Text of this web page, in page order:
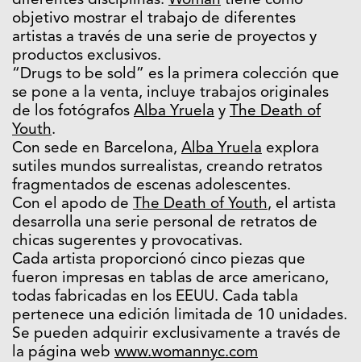
objetivo mostrar el trabajo de diferentes
artistas a través de una serie de proyectos y
productos exclusivos.
“Drugs to be sold” es la primera colección que
se pone a la venta, incluye trabajos originales
de los fotógrafos Alba Yruela y The Death of
Youth.
Con sede en Barcelona, Alba Yruela explora
sutiles mundos surrealistas, creando retratos
fragmentados de escenas adolescentes.
Con el apodo de The Death of Youth, el artista
desarrolla una serie personal de retratos de
chicas sugerentes y provocativas.
Cada artista proporcionó cinco piezas que
fueron impresas en tablas de arce americano,
todas fabricadas en los EEUU. Cada tabla
pertenece una edición limitada de 10 unidades.
Se pueden adquirir exclusivamente a través de
la página web www.womannyc.com